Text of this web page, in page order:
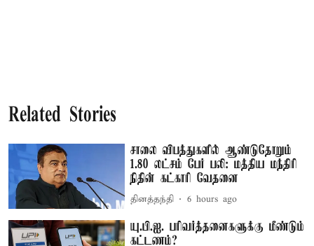
Related Stories
சாலை விபத்துகளில் ஆண்டுதோறும்
1.80 லட்சம் பேர் பலி: மத்திய மந்திரி
நிதின் கட்காரி வேதனை
தினத்தந்தி 6 hours ago
யு.பி.ஐ. பரிவர்த்தனைகளுக்கு மீண்டும்
கட்டணம்?